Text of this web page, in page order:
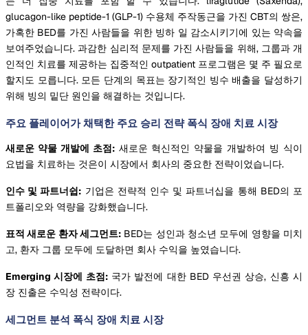
glucagon-like peptide-1 (GLP-1) 수용체 주작동근을 가진 CBT의 쌍은,
가혹한 BED를 가진 사람들을 위한 빙하 일 감소시키기에 있는 약속을
보여주었습니다. 과감한 심리적 문제를 가진 사람들을 위해, 그룹과 개
인적인 치료를 제공하는 집중적인 outpatient 프로그램은 몇 주 필요로
할지도 모릅니다. 모든 단계의 목표는 장기적인 빙수 배출을 달성하기
위해 빙의 밑단 원인을 해결하는 것입니다.
주요 플레이어가 채택한 주요 승리 전략 폭식 장애 치료 시장
새로운 약물 개발에 초점:새로운 혁신적인 약물을 개발하여 빙 식이
요법을 치료하는 것은이 시장에서 회사의 중요한 전략이었습니다.
인수 및 파트너쉽: 기업은 전략적 인수 및 파트너십을 통해 BED의 포
트폴리오와 역량을 강화했습니다.
표적 새로운 환자 세그먼트: BED는 성인과 청소년 모두에 영향을 미치
고, 환자 그룹 모두에 도달하면 회사 수익을 높였습니다.
Emerging 시장에 초점:국가 발전에 대한 BED 우선권 상승, 신흥 시
장 진출은 수익성 전략이다.
세그먼트 분석 폭식 장애 치료 시장